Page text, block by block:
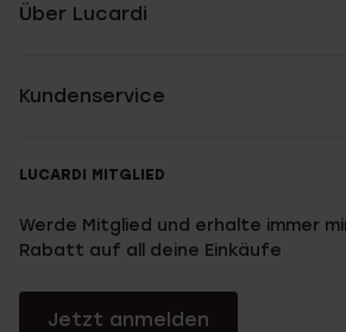
Über Lucardi
Kundenservice
LUCARDI MITGLIED
Werde Mitglied und erhalte immer
Rabatt auf all deine Einkäufe
Jetzt anmelden